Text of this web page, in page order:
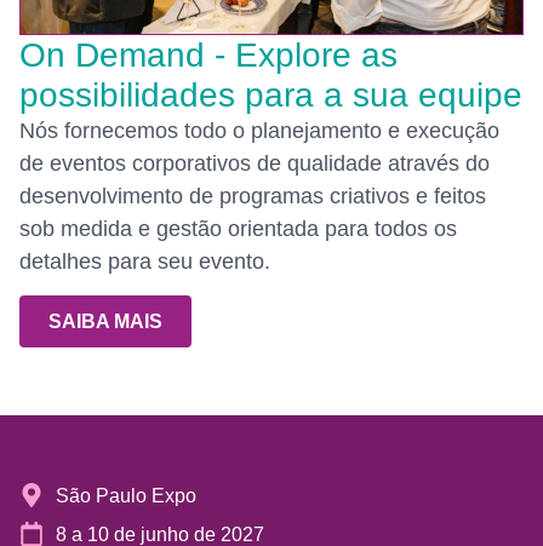
On Demand - Explore as
possibilidades para a sua equipe
Nós fornecemos todo o planejamento e execução
de eventos corporativos de qualidade através do
desenvolvimento de programas criativos e feitos
sob medida e gestão orientada para todos os
detalhes para seu evento.
SAIBA MAIS
São Paulo Expo
8 a 10 de junho de 2027